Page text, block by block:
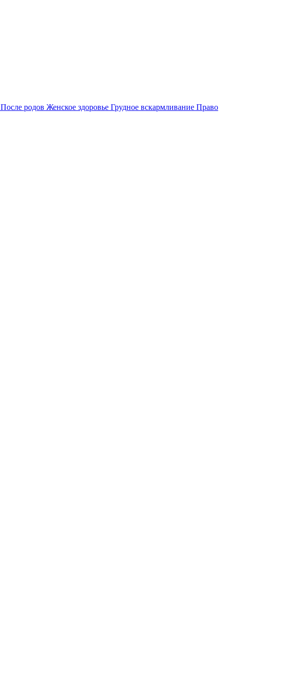
После родов Женское здоровье Грудное вскармливание Право